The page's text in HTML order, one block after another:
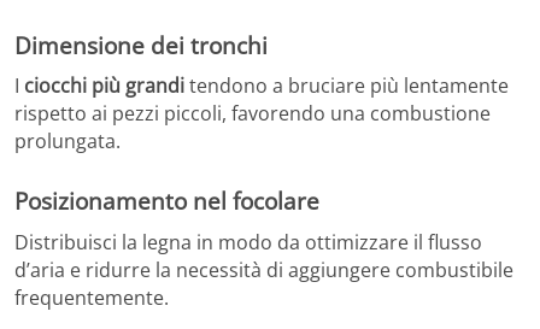
Dimensione dei tronchi
I ciocchi più granditendono a bruciare più lentamente
rispetto ai pezzi piccoli, favorendo una combustione
prolungata.
Posizionamento nel focolare
Distribuisci la legna in modo da ottimizzare il flusso
d’aria e ridurre la necessità di aggiungere combustibile
frequentemente.